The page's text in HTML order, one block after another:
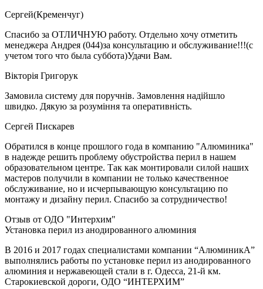
Сергей(Кременчуг)
Спасибо за ОТЛИЧНУЮ работу. Отдельно хочу отметить
менеджера Андрея (044)за консультацию и обслуживание!!!(с
учетом того что была суббота)Удачи Вам.
Вікторія Григорук
Замовила систему для поручнів. Замовлення надійшло
швидко. Дякую за розуміння та оперативність.
Сергей Пискарев
Обратился в конце прошлого года в компанию "Алюминика"
в надежде решить проблему обустройства перил в нашем
образовательном центре. Так как монтировали силой наших
мастеров получили в компании не только качественное
обслуживание, но и исчерпывающую консультацию по
монтажу и дизайну перил. Спасибо за сотрудничество!
Отзыв от ОДО "Интерхим"
Установка перил из анодированного алюминия
В 2016 и 2017 годах специалистами компании “АлюминикА”
выполнялись работы по установке перил из анодированного
алюминия и нержавеющей стали в г. Одесса, 21-й км.
Старокиевской дороги, ОДО “ИНТЕРХИМ”